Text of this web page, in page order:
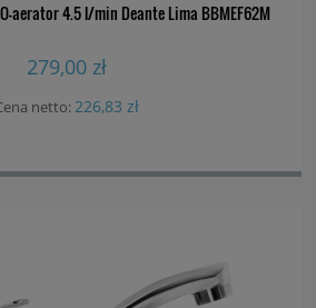
aerator 4.5 l/min Deante Lima BBMEF62M
279,00 zł
netto:226,83 zł